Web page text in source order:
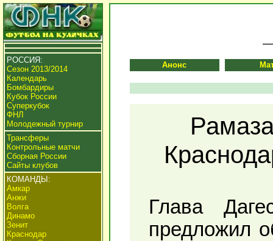
РОССИЯ:
Сезон 2013/2014
Календарь
Бомбардиры
Кубок России
Суперкубок
ФНЛ
Молодежный турнир
Трансферы
Контрольные матчи
Сборная России
Сайты клубов
КОМАНДЫ:
Амкар
Анжи
Волга
Динамо
Зенит
Краснодар
Анонс
Глава
предложил